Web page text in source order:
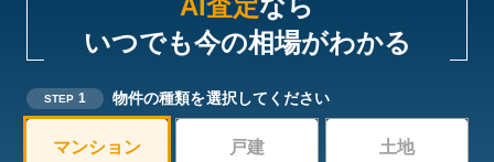
AI査定なら
いつでも今の相場がわかる
STEP 1 物件の種類を選択してください
マンション 戸建 土地